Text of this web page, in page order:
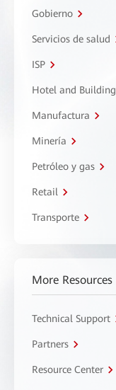
Gobierno
Servicios de salud
ISP
Hotel and Building
Manufactura
Minería
Petróleo y gas
Retail
Transporte
More Resources
Technical Support
Partners
Resource Center